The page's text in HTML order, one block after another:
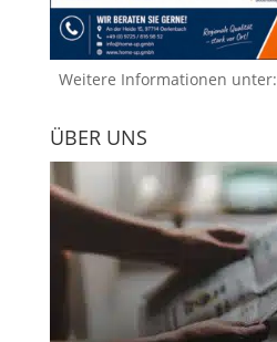
Weitere Informationen unter:
ÜBER UNS